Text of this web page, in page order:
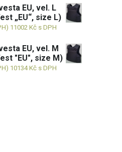
EU, vel. L
„EU“, size L)
11002 Kč s DPH
EU, vel. M
"EU", size M)
10134 Kč s DPH